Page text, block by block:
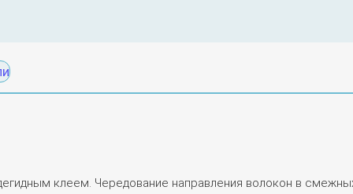
клеем. Чередование направления волокон в